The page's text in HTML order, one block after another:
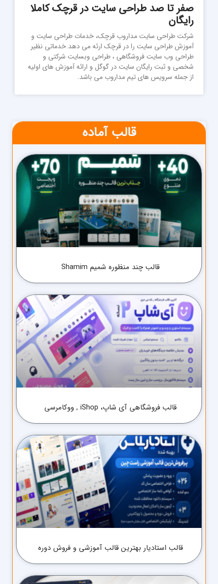
صفر تا صد طراحی سایت در قرچک کاملا
رایگان
شرکت طراحی سایت مداروب قرچک، خدمات طراحی سایت و
آموزش طراحی سایت را در قرچک ارئه می دهد.خدماتی نظیر
طراحی وب سایت فروشگاهی ، طراحی وبسایت شرکتی و
شخصی و ثبت رایگان سایت در گوگل و ارائه آموزش های اولیه
از جمله سرویس های تیم مداروب می باشد.
قالب آماده
قالب چند منظوره شمیم Shamim
قالب فروشگاهی آی شاپ، iShop , ووکامرسی
قالب استادیار بهترین قالب آموزشی و فروش دوره